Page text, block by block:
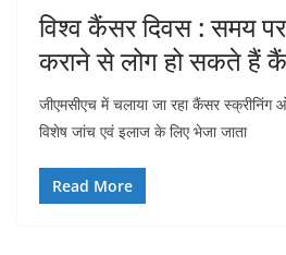
विश्व कैंसर दिवस : समय
कराने से लोग हो सकते हैं
जीएमसीएच में चलाया जा रहा कैंसर स्क्रीनिंग
विशेष जांच एवं इलाज के लिए भेजा जाता
Read More